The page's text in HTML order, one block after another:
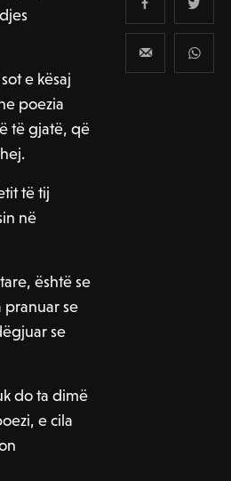
e kësaj
poezia
të gjatë, që
të tij
në
është se
pranuar se
se
do ta dimë
e cila